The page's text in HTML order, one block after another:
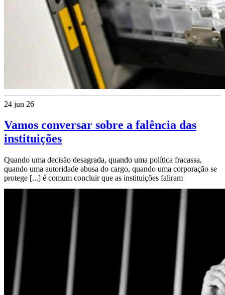
24 jun 26
Vamos conversar sobre a falência das
instituições
Quando uma decisão desagrada, quando uma política fracassa,
quando uma autoridade abusa do cargo, quando uma corporação se
protege [...] é comum concluir que as instituições faliram